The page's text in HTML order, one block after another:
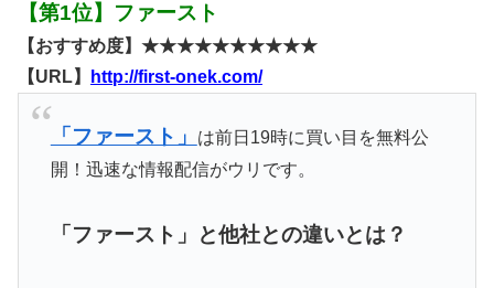
【第1位】ファースト
【おすすめ度】★★★★★★★★★★
【URL】
http://first-onek.com/
「ファースト」
は前日19時に買い目を無料公
開！迅速な情報配信がウリです。
「ファースト」と他社との違いとは？